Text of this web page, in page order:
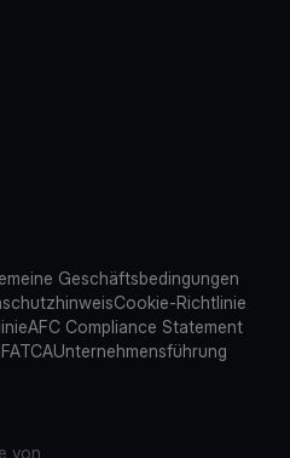
Geschäftsbedingungen
Cookie-Richtlinie
AFC Compliance Statement
FATCAUnternehmensführung
von